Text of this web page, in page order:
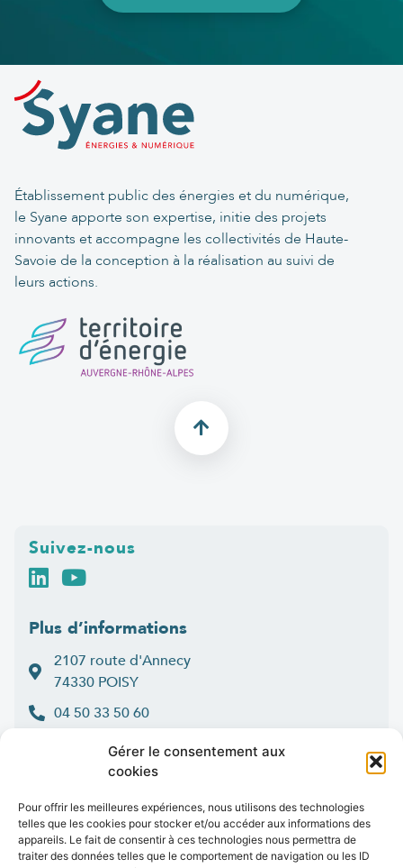
Gérer le consentement aux
cookies
Pour offrir les meilleures expériences, nous utilisons des technologies
telles que les cookies pour stocker et/ou accéder aux informations des
appareils. Le fait de consentir à ces technologies nous permettra de
traiter des données telles que le comportement de navigation ou les ID
Établissement public des énergies et du numérique,
le Syane apporte son expertise, initie des projets
innovants et accompagne les collectivités de Haute-
Savoie de la conception à la réalisation au suivi de
leurs actions.
Suivez-nous
Plus d’informations
2107 route d'Annecy
74330 POISY
04 50 33 50 60
Lun > jeu : 9h-12h et 14h-16h30
9h-12h et 14h-16h